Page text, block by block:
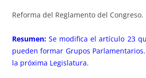
Reforma del Reglamento del Congreso.
Resumen: Se modifica el artículo 23
pueden formar Grupos
la próxima Legislatura.